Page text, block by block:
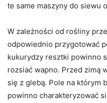
te same maszyny do siewu
W zależności od rośliny
odpowiednio przygotować
kukurydzy resztki powinno
rozsiać wapno. Przed zimą
się z glebą. Pole na którym
powinno charakteryzować